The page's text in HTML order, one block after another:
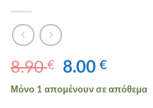
8.90€ Original
price
was:
8.00€Η
τιμή
Μόνο 1 απομένουν σε απόθεμα